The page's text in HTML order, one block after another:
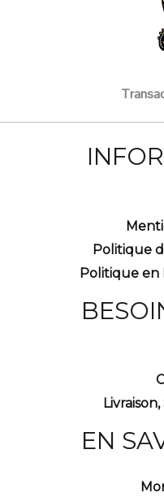
Politique
Politique en
EN